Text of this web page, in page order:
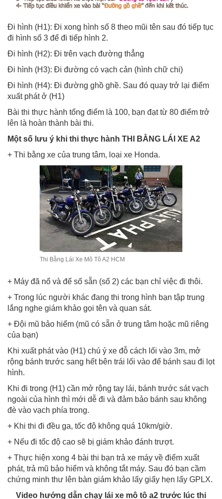
Đi hình (H1): Đi xong hình số 8 theo mũi tên sau đó tiếp tục
đi hình số 3 để đi tiếp hình 2.
Đi hình (H2): Đi trên vạch đường thẳng
Đi hình (H3): Đi đường có vạch cản (hình chữ chi)
Đi hình (H4): Đi đường ghồ ghề. Sau đó quay trở lại điểm
xuất phát ở (H1)
Bài thi thực hành tổng điểm là 100, bạn đạt từ 80 điểm trở
lên là hoàn thành bài thi.
Một số lưu ý khi thi thực hành THI BẰNG LÁI XE A2
+ Thi bằng xe của trung tâm, loại xe Honda.
Thi Bằng Lái Xe Mô Tô A2 HCM
+ Máy đã nổ và để số sẵn (số 2) các bạn chỉ việc đi thôi.
+ Trong lúc người khác đang thi trong hình bạn tập trung
lắng nghe giám khảo gọi tên và quan sát.
+ Đội mũ bảo hiểm (mũ có sẵn ở trung tâm hoặc mũ riêng
của bạn)
Khi xuất phát vào (H1) chú ý xe đỗ cách lối vào 3m, mở
rộng bánh trước sang hết bên trái lối vào để bánh sau đi lọt
hình.
Khi đi trong (H1) cần mở rộng tay lái, bánh trước sát vạch
ngoài của hình thì mới dễ đi và đảm bảo bánh sau không
đè vào vạch phía trong.
+ Khi thi đi đều ga, tốc độ không quá 10km/giờ.
+ Nếu đi tốc độ cao sẽ bị giám khảo đánh trượt.
+ Thực hiện xong 4 bài thi bạn trả xe máy về điểm xuất
phát, trả mũ bảo hiểm và không tắt máy. Sau đó bạn cầm
chứng minh thư lên bàn giám khảo lấy giấy hẹn lấy GPLX.
Video hướng dẫn chạy lái xe mô tô a2 trước lúc thi